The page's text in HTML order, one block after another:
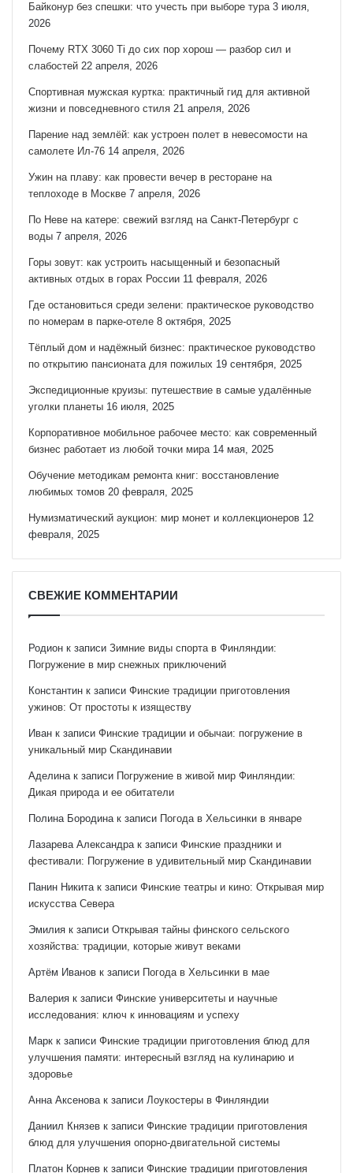
Байконур без спешки: что учесть при выборе тура 3 июля,
2026
Почему RTX 3060 Ti до сих пор хорош — разбор сил и
слабостей 22 апреля, 2026
Спортивная мужская куртка: практичный гид для активной
жизни и повседневного стиля 21 апреля, 2026
Парение над землёй: как устроен полет в невесомости на
самолете Ил-76 14 апреля, 2026
Ужин на плаву: как провести вечер в ресторане на
теплоходе в Москве 7 апреля, 2026
По Неве на катере: свежий взгляд на Санкт‑Петербург с
воды 7 апреля, 2026
Горы зовут: как устроить насыщенный и безопасный
активных отдых в горах России 11 февраля, 2026
Где остановиться среди зелени: практическое руководство
по номерам в парке-отеле 8 октября, 2025
Тёплый дом и надёжный бизнес: практическое руководство
по открытию пансионата для пожилых 19 сентября, 2025
Экспедиционные круизы: путешествие в самые удалённые
уголки планеты 16 июля, 2025
Корпоративное мобильное рабочее место: как современный
бизнес работает из любой точки мира 14 мая, 2025
Обучение методикам ремонта книг: восстановление
любимых томов 20 февраля, 2025
Нумизматический аукцион: мир монет и коллекционеров 12
февраля, 2025
СВЕЖИЕ КОММЕНТАРИИ
Родион к записи Зимние виды спорта в Финляндии:
Погружение в мир снежных приключений
Константин к записи Финские традиции приготовления
ужинов: От простоты к изяществу
Иван к записи Финские традиции и обычаи: погружение в
уникальный мир Скандинавии
Аделинак записи Погружение в живой мир Финляндии:
Дикая природа и ее обитатели
Полина Бородинак записи Погода в Хельсинки в январе
Лазарева Александрак записи Финские праздники и
фестивали: Погружение в удивительный мир Скандинавии
Панин Никитак записи Финские театры и кино: Открывая мир
искусства Севера
Эмилия к записи Открывая тайны финского сельского
хозяйства: традиции, которые живут веками
Артём Иванов к записи Погода в Хельсинки в мае
Валерия к записи Финские университеты и научные
исследования: ключ к инновациям и успеху
Марк к записи Финские традиции приготовления блюд для
улучшения памяти: интересный взгляд на кулинарию и
здоровье
Анна Аксеновак записи Лоукостеры в Финляндии
Даниил Князев к записи Финские традиции приготовления
блюд для улучшения опорно-двигательной системы
Платон Корнев к записи Финские традиции приготовления